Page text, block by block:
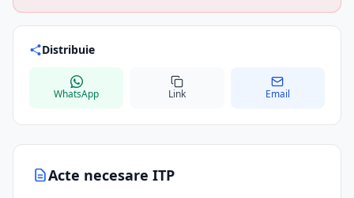
Acte necesare ITP
Distribuie
WhatsApp Link Email